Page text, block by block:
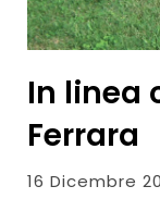
In linea
Ferrara
16 Dicembre